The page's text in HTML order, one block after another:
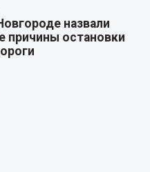
назвали
причины остановки